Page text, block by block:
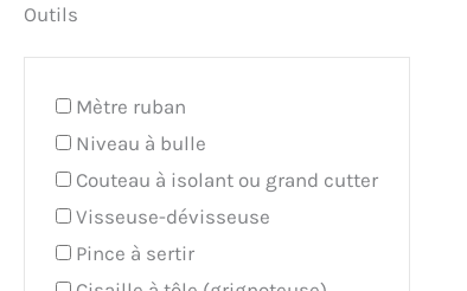
Outils
Mètre ruban
Niveau à bulle
Couteau à isolant ou grand cutter
Visseuse-dévisseuse
Pince à sertir